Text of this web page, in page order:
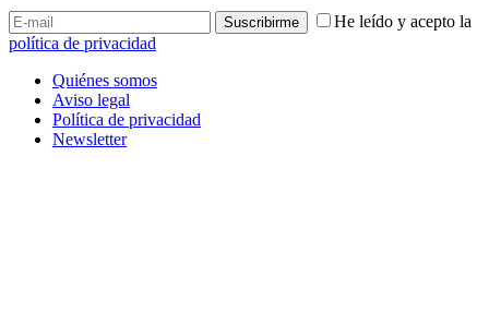
He leído y acepto la
política de privacidad
Quiénes somos
Aviso legal
Política de privacidad
Newsletter